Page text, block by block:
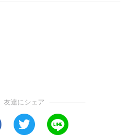
友達にシェア